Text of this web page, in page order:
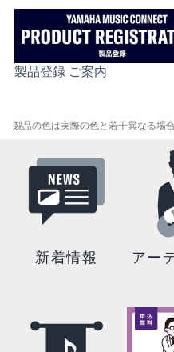
製品登録 ご案内
製品の色は実際の色と若干異なる場
新着情報 アー